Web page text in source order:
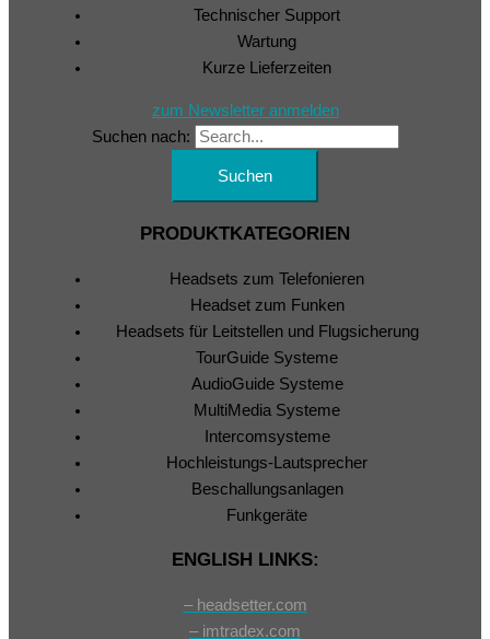
Technischer Support
Wartung
Kurze Lieferzeiten
zum Newsletter anmelden
Suchen nach:
PRODUKTKATEGORIEN
Headsets zum Telefonieren
Headset zum Funken
Headsets für Leitstellen und Flugsicherung
TourGuide Systeme
AudioGuide Systeme
MultiMedia Systeme
Intercomsysteme
Hochleistungs-Lautsprecher
Beschallungsanlagen
Funkgeräte
ENGLISH LINKS:
– headsetter.com
– imtradex.com